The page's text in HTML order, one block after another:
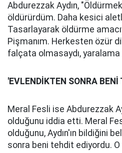
Abdurezzak Aydın,
öldürürdüm. Daha kesici
Tasarlayarak öldürme
Pişmanım. Herkesten özür
falçata olmasaydı,
'EVLENDİKTEN SONRA BENİ
Meral Fesli ise Abdurezzak
olduğunu iddia etti. Meral
olduğunu, Aydın'ın bildiğini
sonra beni tehdit ediyordu.